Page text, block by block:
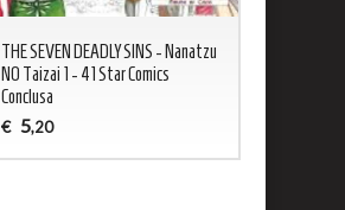
THE SEVEN DEADLY SINS - Nanatzu
NO Taizai 1 - 41 Star Comics
Conclusa
€ 5,20